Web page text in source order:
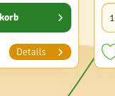
Details